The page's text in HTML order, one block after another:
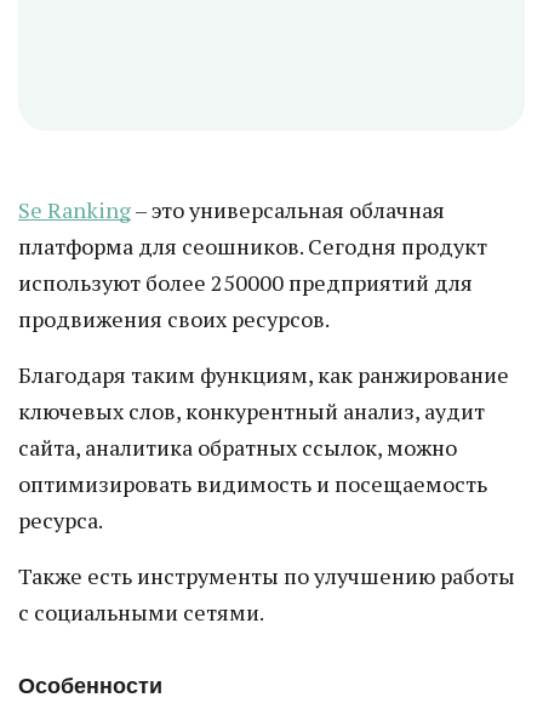
Se Ranking– это универсальная облачная
платформа для сеошников. Сегодня продукт
используют более 250000 предприятий для
продвижения своих ресурсов.
Благодаря таким функциям, как ранжирование
ключевых слов, конкурентный анализ, аудит
сайта, аналитика обратных ссылок, можно
оптимизировать видимость и посещаемость
ресурса.
Также есть инструменты по улучшению работы
с социальными сетями.
Особенности